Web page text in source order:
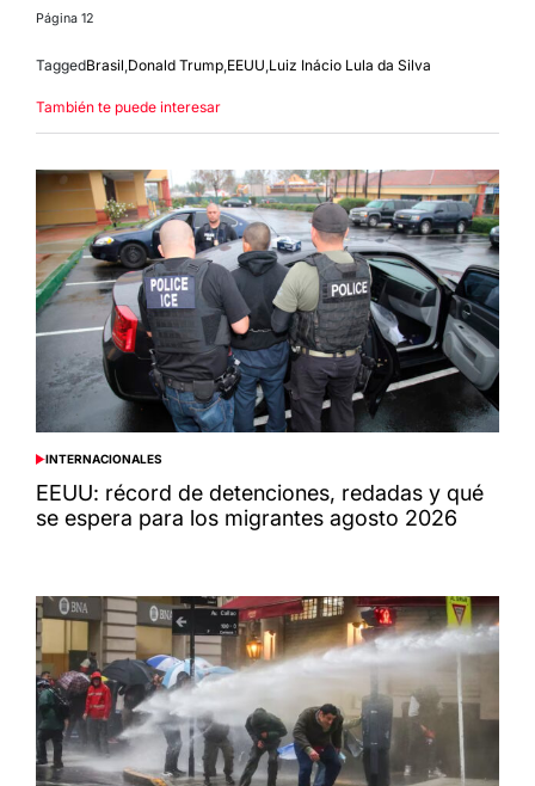
Página 12
TaggedBrasil,Donald Trump,EEUU,Luiz Inácio Lula da Silva
También te puede interesar
POSTED
IN
INTERNACIONALES
EEUU: récord de detenciones, redadas y qué
se espera para los migrantes agosto 2026